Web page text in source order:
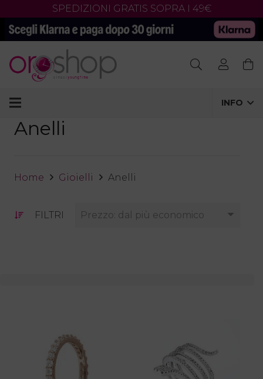
SPEDIZIONI GRATIS SOPRA I 49€
Products
search
INFO
Anelli
Home Gioielli Anelli
FILTRI